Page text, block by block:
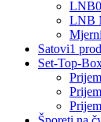
LNB
LNB
Satovi1
Set-Top-